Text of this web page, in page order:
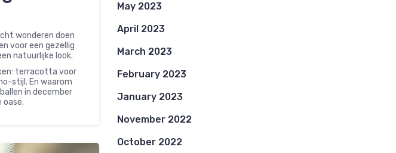
wonderen doen
voor een gezellig
natuurlijke look.
terracotta voor
stijl. En waarom
in december
oase.
May 2023
April 2023
March 2023
February 2023
January 2023
November 2022
October 2022